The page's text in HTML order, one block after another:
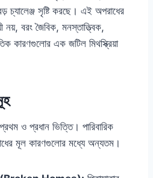
চ্যালেঞ্জ সৃষ্টি করছে। এই অপরাধের
বরং জৈবিক, মনস্তাত্ত্বিক,
কারণগুলোর এক জটিল মিথস্ক্রিয়া
ও প্রধান ভিত্তি। পারিবারিক
মূল কারণগুলোর মধ্যে অন্যতম।